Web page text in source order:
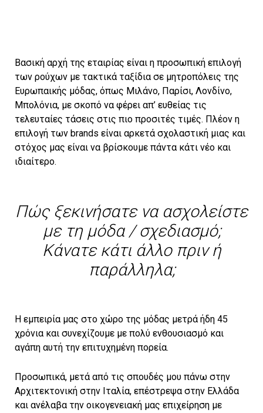
Βασική αρχή της εταιρίας είναι η προσωπική επιλογή
των ρούχων με τακτικά ταξίδια σε μητροπόλεις της
Ευρωπαικής μόδας, όπως Μιλάνο, Παρίσι, Λονδίνο,
Μπολόνια, με σκοπό να φέρει απ’ ευθείας τις
τελευταίες τάσεις στις πιο προσιτές τιμές. Πλέον η
επιλογή των brands είναι αρκετά σχολαστική μιας και
στόχος μας είναι να βρίσκουμε πάντα κάτι νέο και
ιδιαίτερο.
Πώς ξεκινήσατε να ασχολείστε
με τη μόδα / σχεδιασμό;
Κάνατε κάτι άλλο πριν ή
παράλληλα;
Η εμπειρία μας στο χώρο της μόδας μετρά ήδη 45
χρόνια και συνεχίζουμε με πολύ ενθουσιασμό και
αγάπη αυτή την επιτυχημένη πορεία.
Προσωπικά, μετά από τις σπουδές μου πάνω στην
Αρχιτεκτονική στην Ιταλία, επέστρεψα στην Ελλάδα
και ανέλαβα την οικογενειακή μας επιχείρηση με